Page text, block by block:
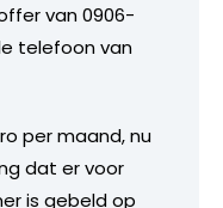
van 0906-
telefoon van
per maand, nu
dat er voor
is gebeld op